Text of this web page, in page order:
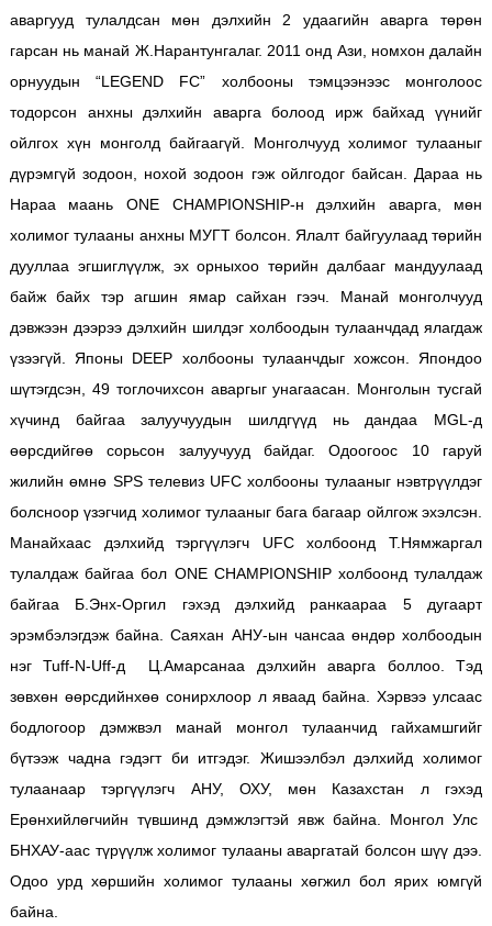
аваргууд тулалдсан мөн дэлхийн 2 удаагийн аварга төрөн
гарсан нь манай Ж.Нарантунгалаг. 2011 онд Ази, номхон далайн
орнуудын “LEGEND FC” холбооны тэмцээнээс монголоос
тодорсон анхны дэлхийн аварга болоод ирж байхад үүнийг
ойлгох хүн монголд байгаагүй. Монголчууд холимог тулааныг
дүрэмгүй зодоон, нохой зодоон гэж ойлгодог байсан. Дараа нь
Нараа маань ONE CHAMPIONSHIP-н дэлхийн аварга, мөн
холимог тулааны анхны МУГТ болсон. Ялалт байгуулаад төрийн
дууллаа эгшиглүүлж, эх орныхоо төрийн далбааг мандуулаад
байж байх тэр агшин ямар сайхан гээч. Манай монголчууд
дэвжээн дээрээ дэлхийн шилдэг холбоодын тулаанчдад ялагдаж
үзээгүй. Японы DEEP холбооны тулаанчдыг хожсон. Япондоо
шүтэгдсэн, 49 тоглочихсон аваргыг унагаасан. Монголын тусгай
хүчинд байгаа залуучуудын шилдгүүд нь дандаа MGL-д
өөрсдийгөө сорьсон залуучууд байдаг. Одоогоос 10 гаруй
жилийн өмнө SPS телевиз UFC холбооны тулааныг нэвтрүүлдэг
болсноор үзэгчид холимог тулааныг бага багаар ойлгож эхэлсэн.
Манайхаас дэлхийд тэргүүлэгч UFC холбоонд Т.Нямжаргал
тулалдаж байгаа бол ONE CHAMPIONSHIP холбоонд тулалдаж
байгаа Б.Энх-Оргил гэхэд дэлхийд ранкаараа 5 дугаарт
эрэмбэлэгдэж байна. Саяхан АНУ-ын чансаа өндөр холбоодын
нэг Tuff-N-Uff-д Ц.Амарсанаа дэлхийн аварга боллоо. Тэд
зөвхөн өөрсдийнхөө сонирхлоор л яваад байна. Хэрвээ улсаас
бодлогоор дэмжвэл манай монгол тулаанчид гайхамшгийг
бүтээж чадна гэдэгт би итгэдэг. Жишээлбэл дэлхийд холимог
тулаанаар тэргүүлэгч АНУ, ОХУ, мөн Казахстан л гэхэд
Ерөнхийлөгчийн түвшинд дэмжлэгтэй явж байна. Монгол Улс
БНХАУ-аас түрүүлж холимог тулааны аваргатай болсон шүү дээ.
Одоо урд хөршийн холимог тулааны хөгжил бол ярих юмгүй
байна.